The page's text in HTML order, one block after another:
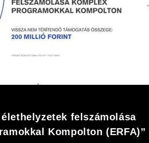
felszámolása
Kompolton (ERFA)”